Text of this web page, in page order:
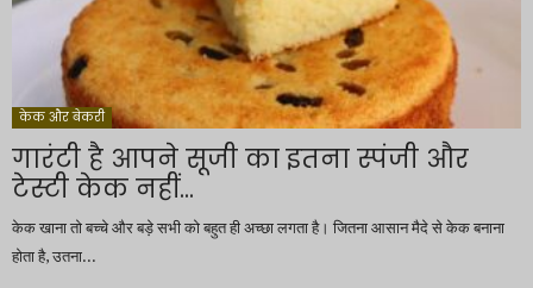
केक और बेकरी
गारंटी है आपने सूजी का इतना स्पंजी और
टेस्टी केक नहीं...
केक खाना तो बच्चे और बड़े सभी को बहुत ही अच्छा लगता है। जितना आसान मैदे से केक बनाना
होता है, उतना...